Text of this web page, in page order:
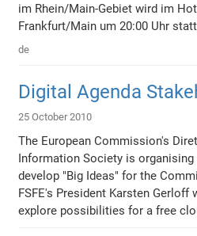
im Rhein/Main-Gebiet wird im
Frankfurt/Main um 20:00 Uhr
de
Digital Agenda
25 October 2010
The European Commission's
Information Society is
develop "Big Ideas" for the
FSFE's President Karsten
explore possibilities for a free